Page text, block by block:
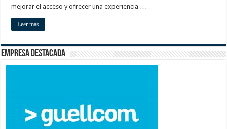
mejorar el acceso y ofrecer una experiencia …
Leer más
Empresa destacada